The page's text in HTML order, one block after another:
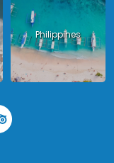
Philippines